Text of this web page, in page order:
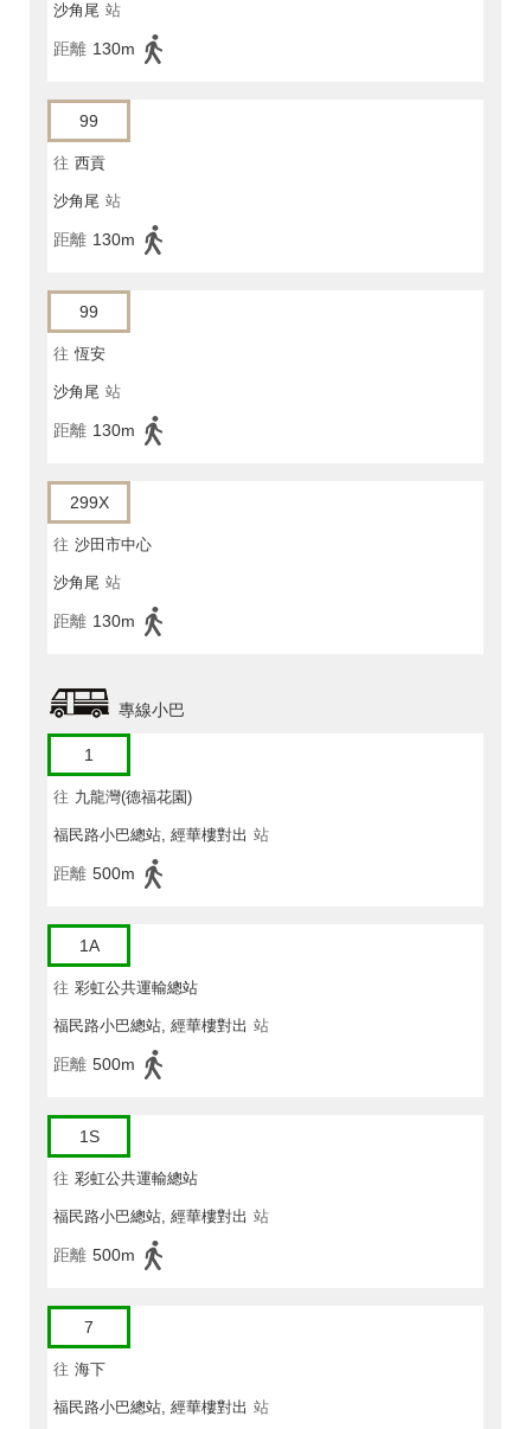
沙角尾 站
距離 130m
99
往 西貢
沙角尾 站
距離 130m
99
往 恆安
沙角尾 站
距離 130m
299X
往 沙田市中心
沙角尾 站
距離 130m
專線小巴
1
往 九龍灣(德福花園)
福民路小巴總站, 經華樓對出 站
距離 500m
1A
往 彩虹公共運輸總站
福民路小巴總站, 經華樓對出 站
距離 500m
1S
往 彩虹公共運輸總站
福民路小巴總站, 經華樓對出 站
距離 500m
7
往 海下
福民路小巴總站, 經華樓對出 站